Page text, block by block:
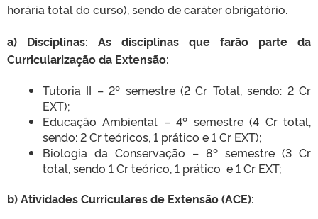
horária total do curso), sendo de caráter obrigatório.
a) Disciplinas: As disciplinas que farão parte da
Curricularização da Extensão:
Tutoria II – 2º semestre (2 Cr Total, sendo: 2 Cr
EXT);
Educação Ambiental – 4º semestre (4 Cr total,
sendo: 2 Cr teóricos, 1 prático e 1 Cr EXT);
Biologia da Conservação – 8º semestre (3 Cr
total, sendo 1 Cr teórico, 1 prático e 1 Cr EXT;
b)Atividades Curriculares de Extensão (ACE):